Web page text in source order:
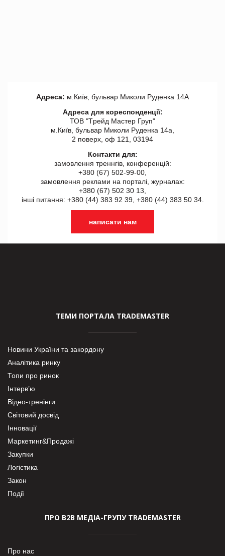
Адреса: м.Київ, бульвар Миколи Руденка 14А
Адреса для кореспонденції:
ТОВ "Tрейд Мастер Груп"
м.Київ, бульвар Миколи Руденка 14а,
2 поверх, оф 121, 03194
Контакти для:
замовлення треннгів, конференцій:
+380 (67) 502-99-00,
замовлення реклами на порталі, журналах:
+380 (67) 502 30 13,
інші питання: +380 (44) 383 92 39, +380 (44) 383 50 34.
написати нам
ТЕМИ ПОРТАЛА TRADEMASTER
Новини України та закордону
Аналітика ринку
Топи про ринок
Інтерв’ю
Відео-тренінги
Світовий досвід
Інновації
Маркетинг&Продажі
Закупки
Логістика
Закон
Події
ПРО В2В МЕДІА-ГРУПУ TRADEMASTER
Про нас